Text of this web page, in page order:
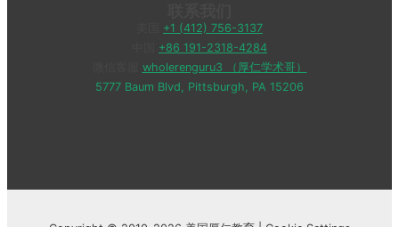
+1 (412) 756-3137
+86 191-2318-4284
wholerenguru3 （厚仁学术哥）
5777 Baum Blvd, Pittsburgh, PA 15206